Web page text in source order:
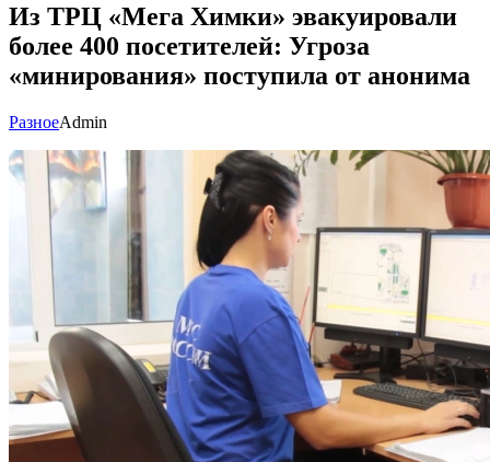
Из ТРЦ «Мега Химки» эвакуировали
более 400 посетителей: Угроза
«минирования» поступила от анонима
РазноеAdmin